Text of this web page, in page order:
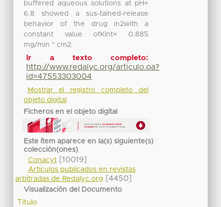
buffered aqueous solutions at pH=
6.8 showed a sus-tained-release
behavior of the drug in2with a
constant value ofKint= 0.885
mg/min * cm2.
Ir a texto completo:
http://www.redalyc.org/articulo.oa?
id=47553303004
Mostrar el registro completo del
objeto digital
Ficheros en el objeto digital
Este ítem aparece en la(s) siguiente(s)
colección(ones)
Conacyt[10019]
Artículos publicados en revistas
arbitradas de Redalyc.org
[4450]
Visualización del Documento
Título